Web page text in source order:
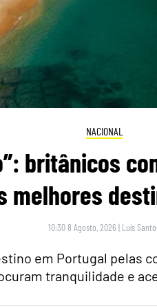
NACIONAL
britânicos
melhores
10:30 8 Agosto, 2026 | Luís
em Portugal pelas
tranquilidade e